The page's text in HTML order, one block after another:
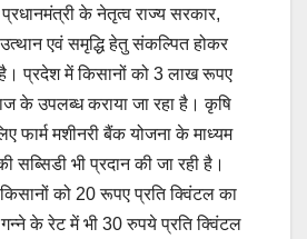
के नेतृत्व राज्य सरकार,
एवं समृद्धि हेतु संकल्पित होकर
है। प्रदेश में किसानों को 3 लाख रूपए
के उपलब्ध कराया जा रहा है। कृषि
फार्म मशीनरी बैंक योजना के माध्यम
भी प्रदान की जा रही है।
को 20 रूपए प्रति क्विंटल का
के रेट में भी 30 रुपये प्रति क्विंटल